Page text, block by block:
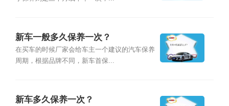
新车一般多久保养一次？
在买车的时候厂家会给车主一个建议的汽车保养
周期，根据品牌不同，新车首保...
新车多久保养一次？